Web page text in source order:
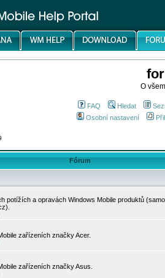
O
FAQ Hledat
Osobní nastavení
Fórum
potížích a opravách Windows Mobile produktů
zařízeních značky Acer.
zařízeních značky Asus.